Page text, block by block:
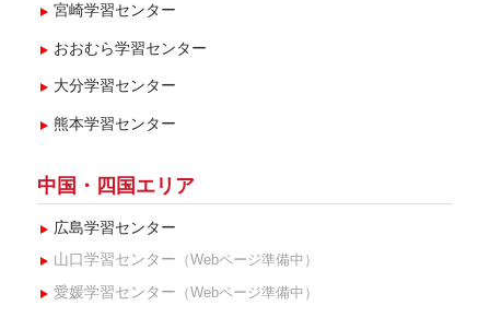
宮崎学習センター
おおむら学習センター
大分学習センター
熊本学習センター
中国・四国エリア
広島学習センター
山口学習センター （Webページ準備中）
愛媛学習センター （Webページ準備中）